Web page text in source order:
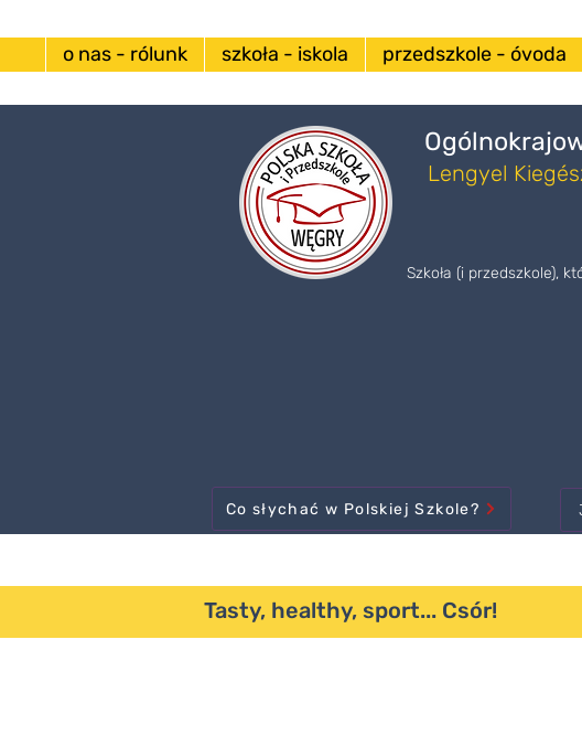
o nas - rólunk szkoła - iskola przedszkole - óvoda
Tasty, healthy, sport... Csór!
Szkoła (i przedszkole),
Co słychać w Polskiej Szkole?
Lengyel